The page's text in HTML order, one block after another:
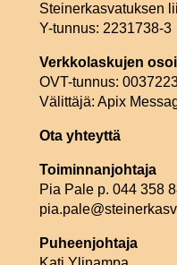
Steinerkasvatuksen
Y-tunnus: 2231738-3
Verkkolaskujen
OVT-tunnus:
Välittäjä: Apix
Ota yhteyttä
Toiminnanjohtaja
Pia Pale p. 044 358
Puheenjohtaja